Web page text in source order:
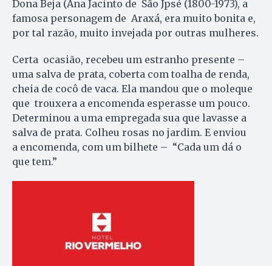
Dona Beja (Ana Jacinto de São Jpsé (1800-1973), a
famosa personagem de Araxá, era muito bonita e,
por tal razão, muito invejada por outras mulheres.
Certa ocasião, recebeu um estranho presente –
uma salva de prata, coberta com toalha de renda,
cheia de cocô de vaca. Ela mandou que o moleque
que trouxera a encomenda esperasse um pouco.
Determinou a uma empregada sua que lavasse a
salva de prata. Colheu rosas no jardim. E enviou
a encomenda, com um bilhete – “Cada um dá o
que tem.”